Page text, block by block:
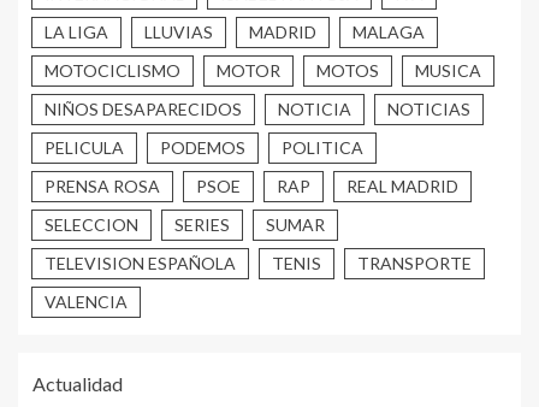
LA LIGA
LLUVIAS MADRID
MALAGA
MOTOCICLISMO
MOTOR MOTOS
MUSICA
NIÑOS DESAPARECIDOS
NOTICIA
NOTICIAS
PELICULA
PODEMOS
POLITICA
PRENSA ROSA
PSOE RAP
REAL MADRID
SELECCION
SERIES
SUMAR
TELEVISION ESPAÑOLA
TENIS
TRANSPORTE
VALENCIA
Actualidad